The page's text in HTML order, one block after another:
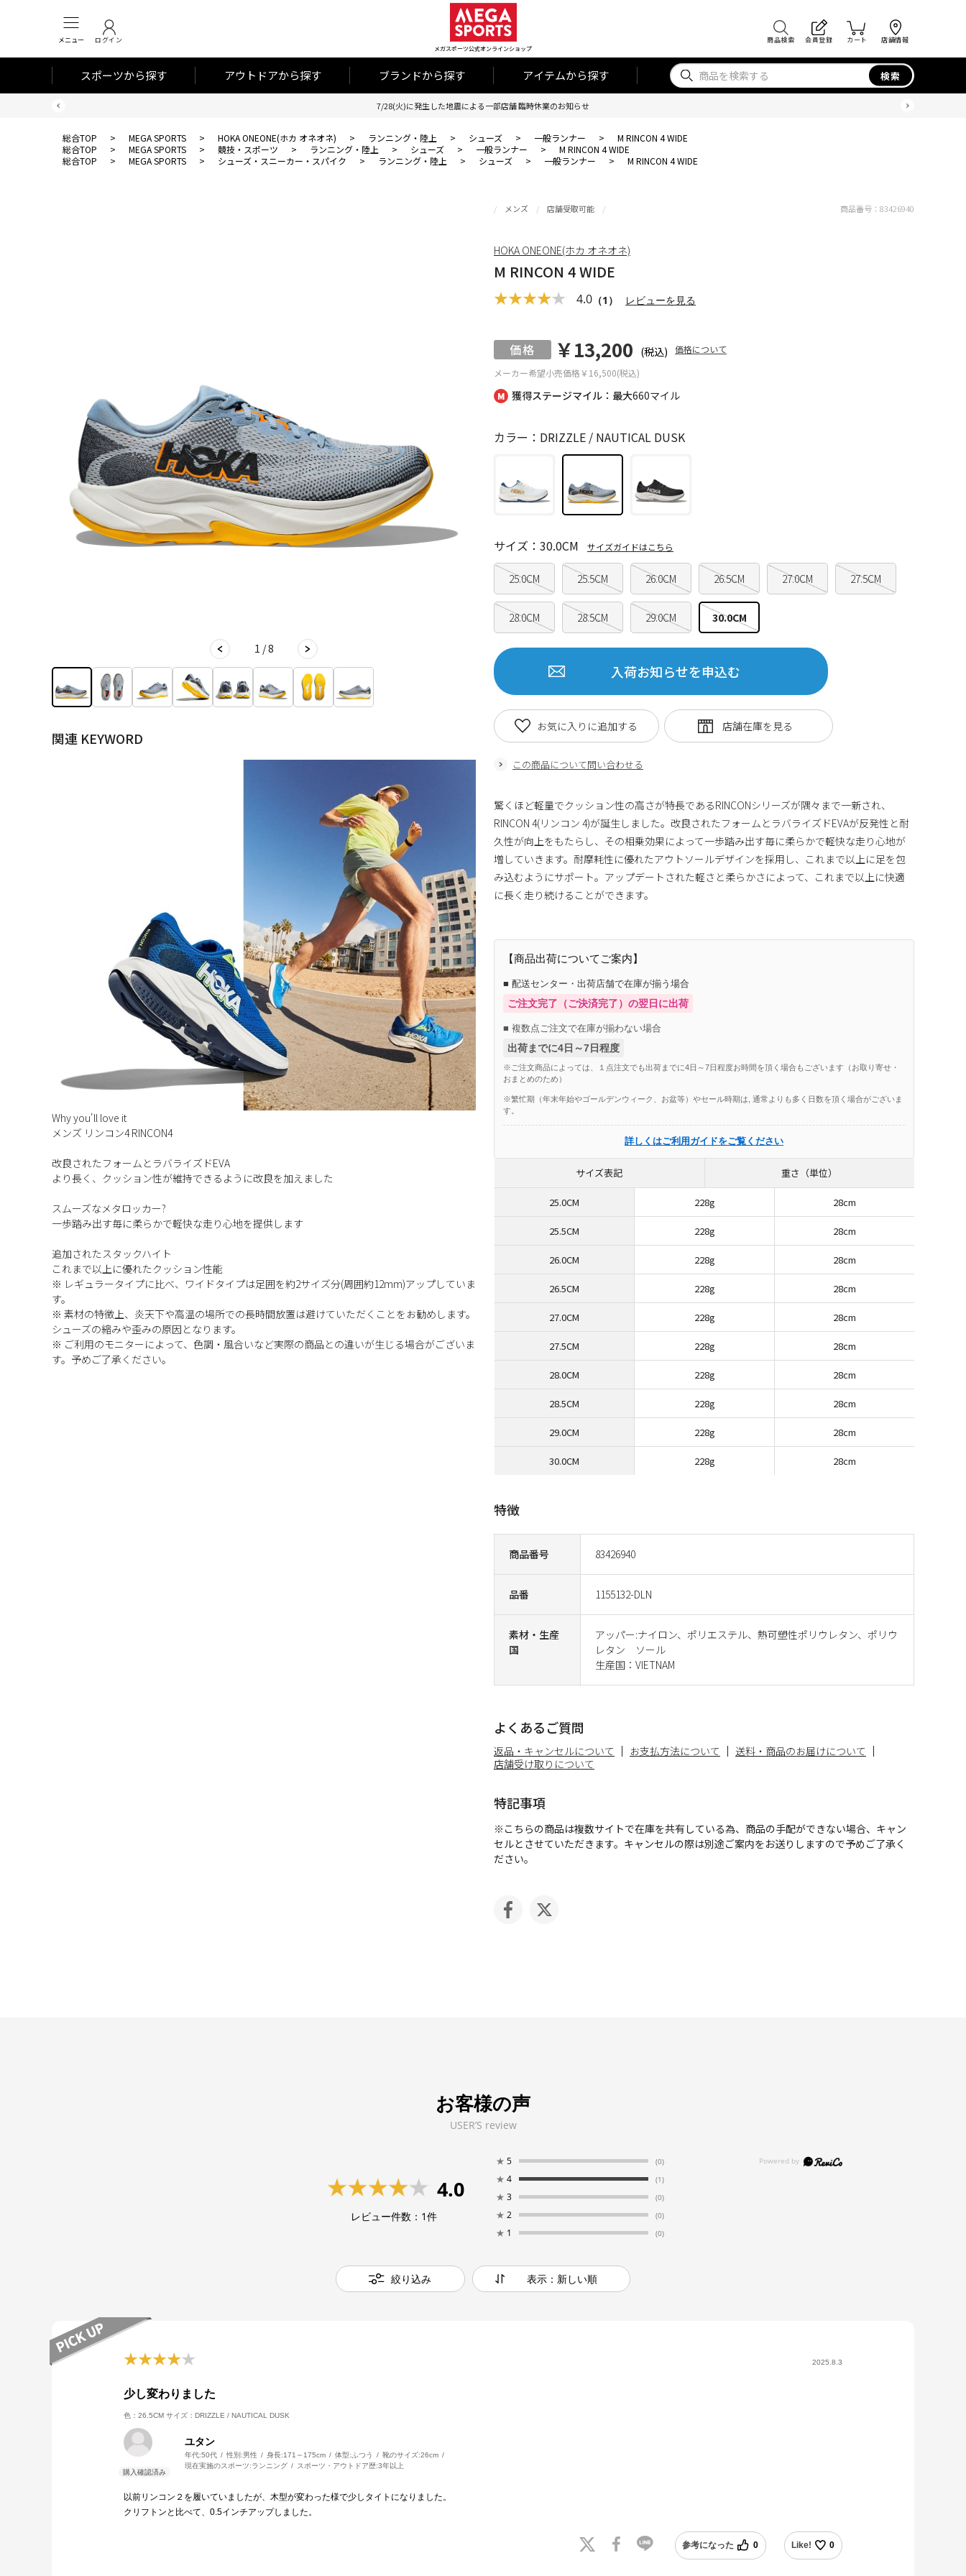
メニュー ログイン
メガスポーツ公式オンラインショップ
商品検索 会員登録 カート 店舗情報
スポーツから探す アウトドアから探す ブランドから探す アイテムから探す 検索
7/28(火)に発生した地震による一部店舗 臨時休業のお知らせ
総合TOP > MEGA SPORTS > HOKA ONEONE(ホカ オネオネ) > ランニング・陸上 > シューズ > 一般ランナー >
M RINCON 4 WIDE
総合TOP
> MEGA SPORTS > 競技・スポーツ > ランニング・陸上 > シューズ > 一般ランナー >
M RINCON 4 WIDE
総合TOP
> MEGA SPORTS > シューズ・スニーカー・スパイク > ランニング・陸上 > シューズ > 一般ランナー > M RINCON 4 WIDE
1 / 8
関連 KEYWORD
Why you'll love it
メンズ リンコン4 RINCON4
改良されたフォームとラバライズドEVA
より長く、クッション性が維持できるように改良を加えました
スムーズなメタロッカー?
一歩踏み出す毎に柔らかで軽快な走り心地を提供します
追加されたスタックハイト
これまで以上に優れたクッション性能
※ レギュラータイプに比べ、ワイドタイプは足囲を約2サイズ分(周囲約12mm)アップしていま
す。
※ 素材の特徴上、炎天下や高温の場所での長時間放置は避けていただくことをお勧めします。
シューズの縮みや歪みの原因となります。
※ ご利用のモニターによって、色調・風合いなど実際の商品との違いが生じる場合がございま
す。予めご了承ください。
獲得ステージマイル：最大660マイル
メンズ 店舗受取可能
M RINCON 4 WIDE
4.0 （1） レビューを見る
メーカー希望小売価格￥16,500(税込)
￥13,200 (税込) 価格について
商品番号 83426940
品番 1155132-DLN
素材・生産
国
アッパー:ナイロン、ポリエステル、熱可塑性ポリウレタン、ポリウ
レタン ソール
生産国：VIETNAM
カラー：DRIZZLE / NAUTICAL DUSK
25.0CM 25.5CM 26.0CM 26.5CM 27.0CM 27.5CM
28.0CM 28.5CM 29.0CM 30.0CM
サイズ：30.0CM サイズガイドはこちら
入荷お知らせを申込む
この商品について問い合わせる
お気に入りに追加する
商品番号： 83426940
HOKA ONEONE(ホカ オネオネ)
驚くほど軽量でクッション性の高さが特長であるRINCONシリーズが隅々まで一新され、
RINCON 4(リンコン 4)が誕生しました。改良されたフォームとラバライズドEVAが反発性と耐
久性が向上をもたらし、その相乗効果によって一歩踏み出す毎に柔らかで軽快な走り心地が
増していきます。耐摩耗性に優れたアウトソールデザインを採用し、これまで以上に足を包
み込むようにサポート。アップデートされた軽さと柔らかさによって、これまで以上に快適
に長く走り続けることができます。
【商品出荷についてご案内】
■ 配送センター・出荷店舗で在庫が揃う場合
ご注文完了（ご決済完了）の翌日に出荷
■ 複数点ご注文で在庫が揃わない場合
出荷までに4日～7日程度
※ご注文商品によっては、１点注文でも出荷までに4日～7日程度お時間を頂く場合もございます（お取り寄せ・
おまとめのため）
※繁忙期（年末年始やゴールデンウィーク、お盆等）やセール時期は, 通常よりも多く日数を頂く場合がございま
す。
詳しくはご利用ガイドをご覧ください
特徴
よくあるご質問
返品・キャンセルについて お支払方法について
送料・商品のお届けについて
店舗受け取りについて
特記事項
※こちらの商品は複数サイトで在庫を共有している為、商品の手配ができない場合、キャン
セルとさせていただきます。キャンセルの際は別途ご案内をお送りしますので予めご了承く
ださい。
サイズ表記 重さ（単位）
25.0CM 228g 28cm
25.5CM 228g 28cm
26.0CM 228g 28cm
26.5CM 228g 28cm
27.0CM 228g 28cm
27.5CM 228g 28cm
28.0CM 228g 28cm
28.5CM 228g 28cm
29.0CM 228g 28cm
30.0CM 228g 28cm
お客様の声
USER’S review
4.0
レビュー件数： 1件
★ 5 (0)
★ 4 (1)
★ 3 (0)
★ 2 (0)
★ 1 (0)
絞り込み 表示：新しい順
2025.8.3
少し変わりました
色：26.5CM サイズ：DRIZZLE / NAUTICAL DUSK
ユタン
年代:50代 性別:男性 身長:171～175cm 体型: ふつう 靴のサイズ:26cm
現在実施のスポーツ:ランニング スポーツ・アウトドア歴:3年以上
以前リンコン２を履いていましたが、木型が変わった様で少しタイトになりました。
クリフトンと比べて、0.5インチアップしました。
参考になった 0 Like! 0